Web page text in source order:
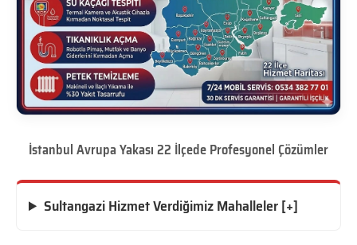
İstanbul Avrupa Yakası 22 İlçede Profesyonel Çözümler
Sultangazi Hizmet Verdiğimiz Mahalleler [+]